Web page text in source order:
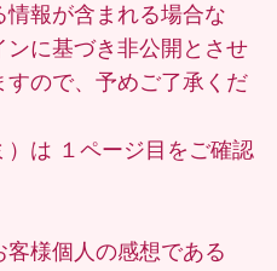
報が含まれる場合な
ンに基づき非公開とさせ
ので、予めご了承くだ
）は １ページ目 をご確認
様個人の感想である